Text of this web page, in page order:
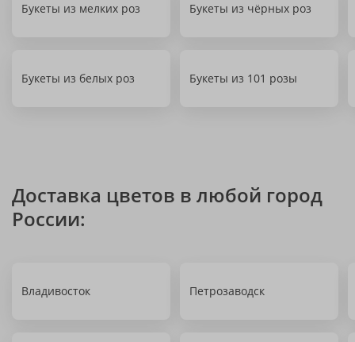
Букеты из мелких роз Букеты из чёрных роз
Букеты из белых роз Букеты из 101 розы
Доставка цветов в любой город
России:
Владивосток Петрозаводск